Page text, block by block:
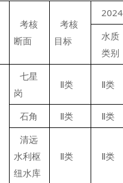
考核
断面
考核
目标
水质
类别
七星
岗
Ⅱ类 Ⅱ类
石角 Ⅱ类
Ⅱ类
清远
水利枢
纽水库
Ⅱ类 Ⅱ类